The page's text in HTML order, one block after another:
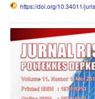
https://doi.org/10.34011/
Article
Sidebar